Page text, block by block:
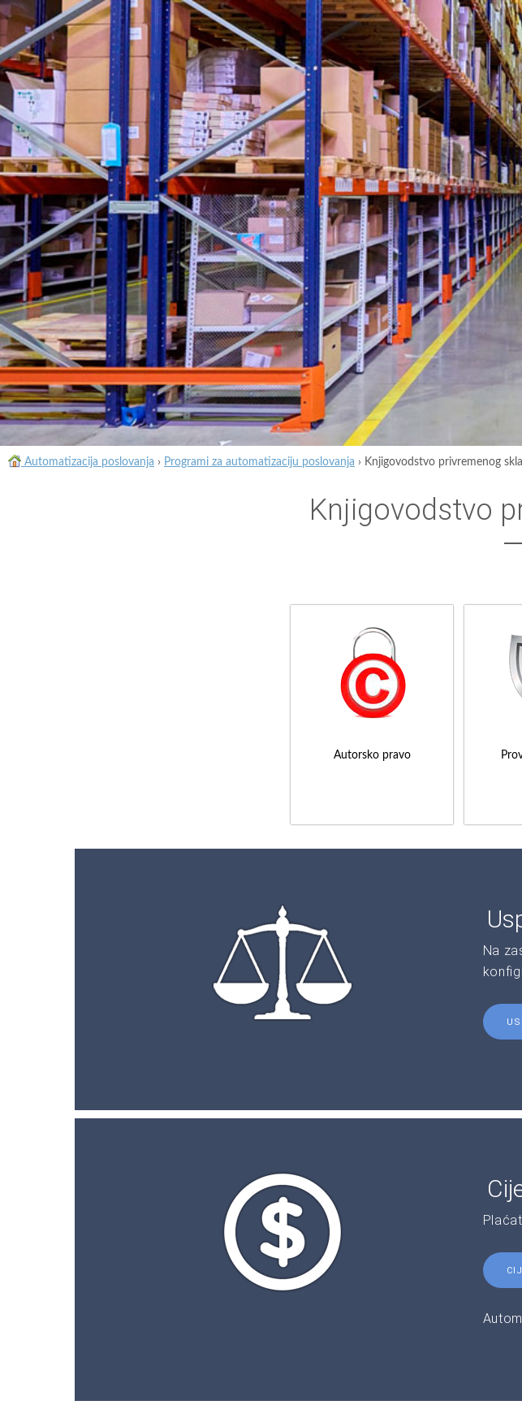
Automatizacija poslovanja › Programi za automatizaciju poslovanja › Knjigovodstvo privremenog
Knjigovodstvo
Autorsko pravo
Na